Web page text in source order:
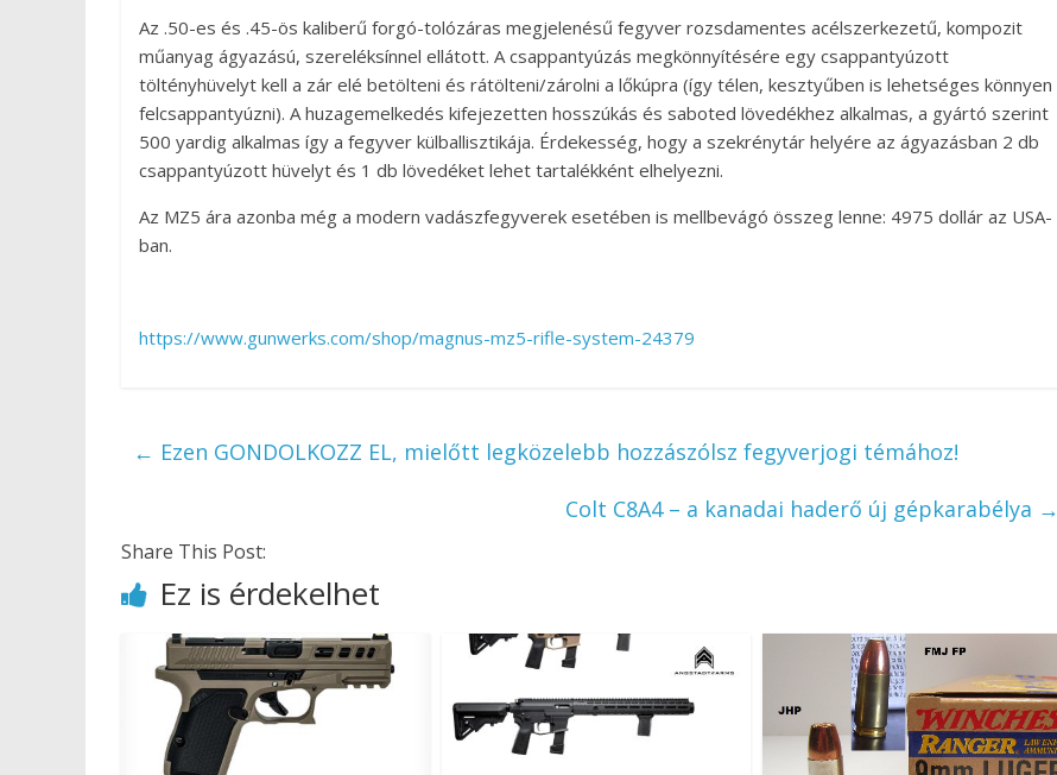
Az .50-es és .45-ös kaliberű forgó-tolózáras megjelenésű fegyver rozsdamentes acélszerkezetű, kompozit
műanyag ágyazású, szereléksínnel ellátott. A csappantyúzás megkönnyítésére egy csappantyúzott
töltényhüvelyt kell a zár elé betölteni és rátölteni/zárolni a lőkúpra (így télen, kesztyűben is lehetséges könnyen
felcsappantyúzni). A huzagemelkedés kifejezetten hosszúkás és saboted lövedékhez alkalmas, a gyártó szerint
500 yardig alkalmas így a fegyver külballisztikája. Érdekesség, hogy a szekrénytár helyére az ágyazásban 2 db
csappantyúzott hüvelyt és 1 db lövedéket lehet tartalékként elhelyezni.
Az MZ5 ára azonba még a modern vadászfegyverek esetében is mellbevágó összeg lenne: 4975 dollár az USA-
ban.
https://www.gunwerks.com/shop/magnus-mz5-rifle-system-24379
← Ezen GONDOLKOZZ EL, mielőtt legközelebb hozzászólsz fegyverjogi témához!
Colt C8A4 – a kanadai haderő új gépkarabélya →
Share This Post:
Ez is érdekelhet